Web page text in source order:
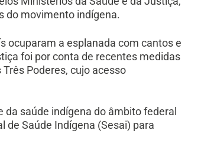
do movimento indígena.
ocuparam a esplanada com cantos e
foi por conta de recentes medidas
Poderes, cujo acesso
saúde indígena do âmbito federal
de Saúde Indígena (Sesai) para